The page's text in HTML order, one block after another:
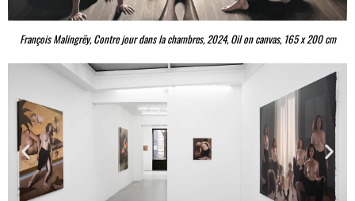
François Malingrëy, Contre jour dans la chambres, 2024, Oil on canvas, 165 x 200 cm